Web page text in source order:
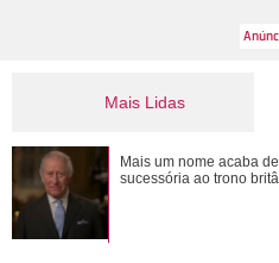
Mais Lidas
Jojo Todynho faz novo
pernas: Muito realizada
Mais um nome acaba
sucessória ao trono